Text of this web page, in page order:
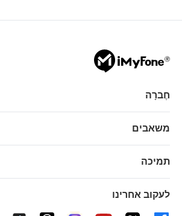
חֶברָה
משאבים
תמיכה
לעקוב אחרינו